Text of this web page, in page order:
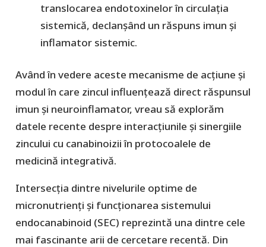
translocarea endotoxinelor în circulația
sistemică, declanșând un răspuns imun și
inflamator sistemic.
​Având în vedere aceste mecanisme de acțiune și
modul în care zincul influențează direct răspunsul
imun și neuroinflamator, vreau să explorăm
datele recente despre interacțiunile și sinergiile
zincului cu canabinoizii în protocoalele de
medicină integrativă.
Intersecția dintre nivelurile optime de
micronutrienți și funcționarea sistemului
endocanabinoid (SEC) reprezintă una dintre cele
mai fascinante arii de cercetare recentă. Din